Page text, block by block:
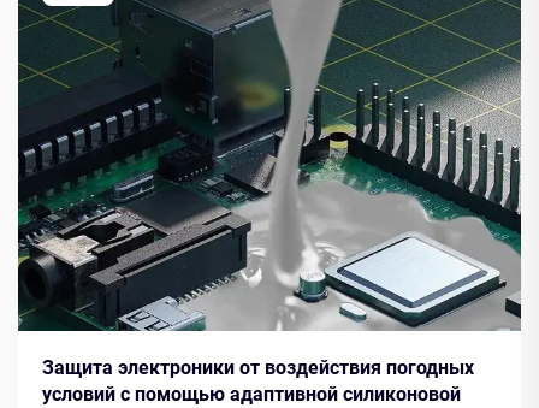
Защита электроники от воздействия погодных
условий с помощью адаптивной силиконовой